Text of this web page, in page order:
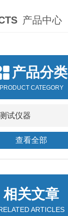
产品中心
产品分类
PRODUCT CATEGORY
试仪器
查看全部
相关文章
ARTICLES